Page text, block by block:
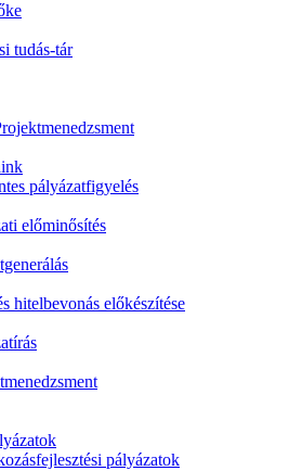
tudás-tár
pályázatfigyelés
előminősítés
hitelbevonás előkészítése
pályázatok